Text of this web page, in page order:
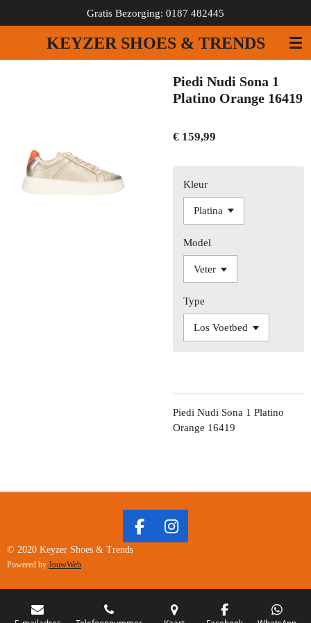
direct
de
KEYZER SHOES & TRENDS
Gratis Bezorging: 0187 482445
Piedi Nudi Sona 1
Platino Orange 16419
€ 159,99
Kleur
Model
Type
Piedi Nudi Sona 1 Platino
Orange 16419
F
B
I
A
G
© 2020 Keyzer Shoes & Trends
Powered by JouwWeb